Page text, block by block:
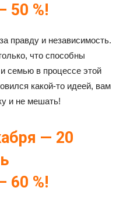
50 %!
правду и независимость.
что способны
семью в процессе этой
какой-то идеей, вам
и не мешать!
— 20
60 %!